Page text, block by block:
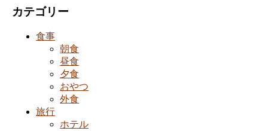
カテゴリー
食事
朝食
昼食
夕食
おやつ
外食
旅行
ホテル